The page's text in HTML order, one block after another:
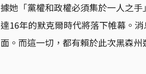
據她「黨權和政權必須集於一人之
達16年的默克爾時代將落下帷幕。
面。而這一切，都有賴於此次黑森州